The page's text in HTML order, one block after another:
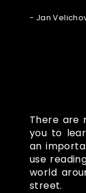
- Jan
There are
you to
an
use
world
street.